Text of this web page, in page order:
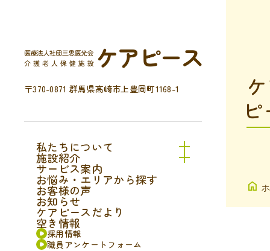
〒370-0871 群馬県高崎市上豊岡町1168-1
私たちについて
施設紹介
サービス案内
お悩み・エリアから探す
お客様の声
お知らせ
ケアピースだより
空き情報
採用情報
職員アンケートフォーム